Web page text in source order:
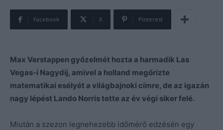
Facebook X Pinterest
Max Verstappen győzelmét hozta a harmadik Las
Vegas-i Nagydíj, amivel a holland megőrizte
matematikai esélyét a világbajnoki címre, de az igazán
nagy lépést Lando Norris tette az év végi siker felé.
Miután a szezon legnehezebb időmérő edzésén egy